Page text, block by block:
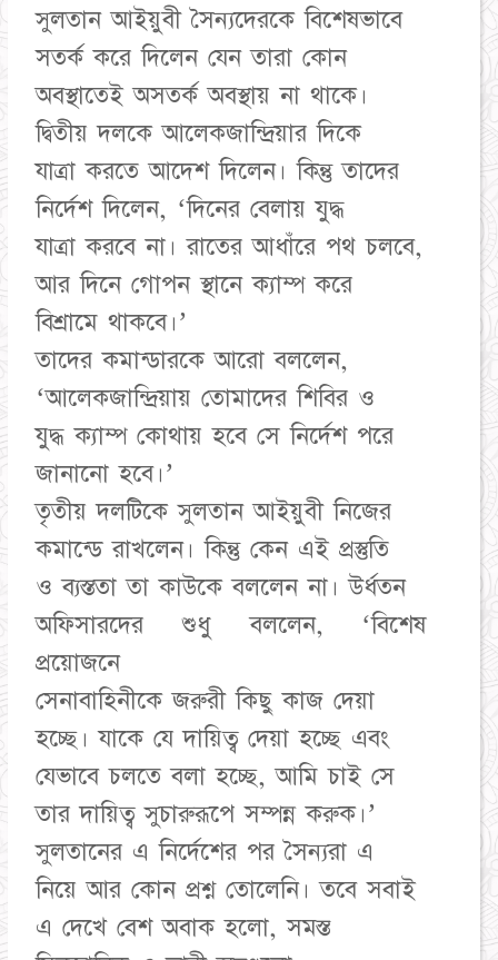
সুলতান আইয়ুবী সৈন্যদেরকে বিশেষভাবে
সতর্ক করে দিলেন যেন তারা কোন
অবস্থাতেই অসতর্ক অবস্থায় না থাকে।
দ্বিতীয় দলকে আলেকজান্দ্রিয়ার দিকে
যাত্রা করতে আদেশ দিলেন। কিন্তু তাদের
নির্দেশ দিলেন, ‘দিনের বেলায় যুদ্ধ
যাত্রা করবে না। রাতের আধাঁরে পথ চলবে,
আর দিনে গোপন স্থানে ক্যাম্প করে
বিশ্রামে থাকবে।’
তাদের কমান্ডারকে আরো বললেন,
‘আলেকজান্দ্রিয়ায় তোমাদের শিবির ও
যুদ্ধ ক্যাম্প কোথায় হবে সে নির্দেশ পরে
জানানো হবে।’
তৃতীয় দলটিকে সুলতান আইয়ুবী নিজের
কমান্ডে রাখলেন। কিন্তু কেন এই প্রস্তুতি
ও ব্যস্ততা তা কাউকে বললেন না। উর্ধতন
অফিসারদের শুধু বললেন, ‘বিশেষ
প্রয়োজনে
সেনাবাহিনীকে জরুরী কিছু কাজ দেয়া
হচ্ছে। যাকে যে দায়িত্ব দেয়া হচ্ছে এবং
যেভাবে চলতে বলা হচ্ছে, আমি চাই সে
তার দায়িত্ব সুচারুরূপে সম্পন্ন করুক।’
সুলতানের এ নির্দেশের পর সৈন্যরা এ
নিয়ে আর কোন প্রশ্ন তোলেনি। তবে সবাই
এ দেখে বেশ অবাক হলো, সমস্ত